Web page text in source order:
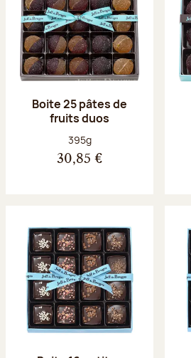
Boite 25 pâtes de
fruits duos
Poids net :
395g
30,85 €